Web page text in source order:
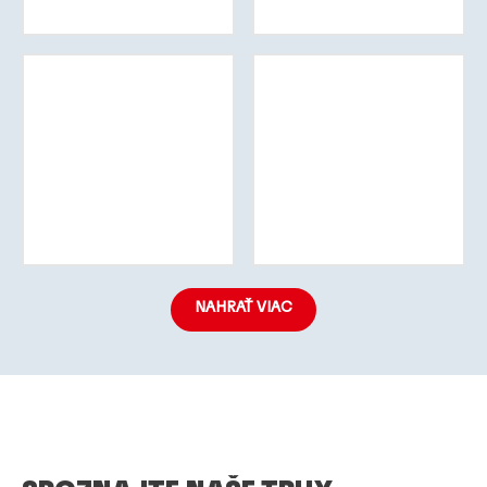
informácií
informácií
informácií
NAHRAŤ VIAC